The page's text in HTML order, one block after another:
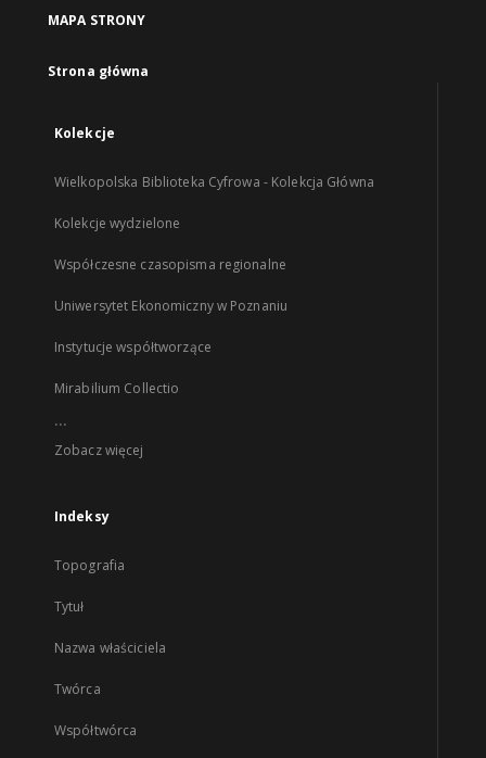
MAPA STRONY
Strona główna
Kolekcje
Wielkopolska Biblioteka Cyfrowa - Kolekcja Główna
Kolekcje wydzielone
Współczesne czasopisma regionalne
Uniwersytet Ekonomiczny w Poznaniu
Instytucje współtworzące
Mirabilium Collectio
...
Zobacz więcej
Indeksy
Topografia
Tytuł
Nazwa właściciela
Twórca
Współtwórca